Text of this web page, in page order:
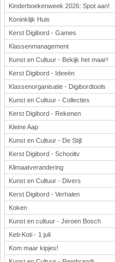
Kinderboekenweek 2026: Spot aan!
Koninklijk Huis
Kerst Digibord - Games
Klassenmanagement
Kunst en Cultuur - Bekijk het maar!
Kerst Digibord - Ideeën
Klassenorganisatie - Digibordtools
Kunst en Cultuur - Collecties
Kerst Digibord - Rekenen
Kleine Aap
Kunst en Cultuur - De Stijl
Kerst Digibord - Schooltv
Klimaatverandering
Kunst en Cultuur - Divers
Kerst Digibord - Verhalen
Koken
Kunst en cultuur - Jeroen Bosch
Keti-Koti - 1 juli
Kom maar kipjes!